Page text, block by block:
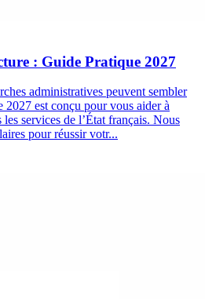
: Guide Pratique 2027
administratives peuvent sembler
2027 est conçu pour vous aider à
services de l’État français. Nous
pour réussir votr...